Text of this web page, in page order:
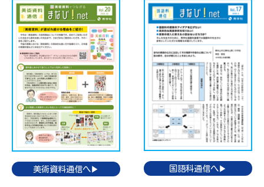
美術資料通信へ▶ 国語科通信へ▶